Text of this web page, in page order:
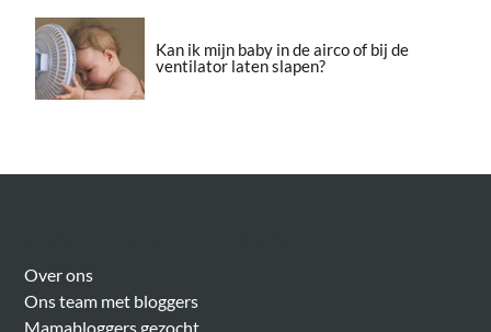
Kan ik mijn baby in de airco of bij de
ventilator laten slapen?
Over ons
Ons team met bloggers
Mamabloggers gezocht